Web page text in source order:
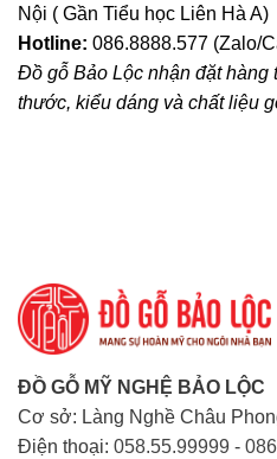
Nội ( Gần Tiểu học Liên Hà A)
Hotline: 086.8888.577 (Zalo/
Đồ gỗ Bảo Lộc nhận đặt hàng
thước, kiểu dáng và chất liệu
ĐỒ GỖ MỸ NGHỆ BẢO LỘC
Cơ sở: Làng Nghề Châu
Điện thoại: 058.55.99999 -